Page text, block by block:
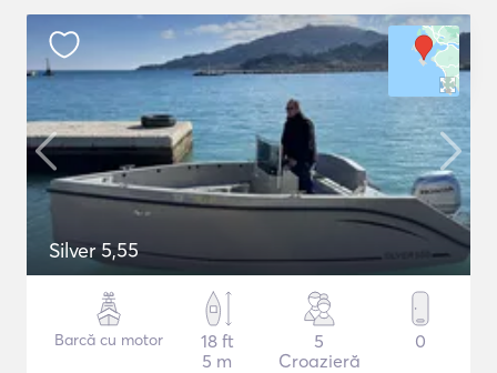
Silver 5,55
Barcă cu motor
18 ft
5 m
5
Croazieră
0